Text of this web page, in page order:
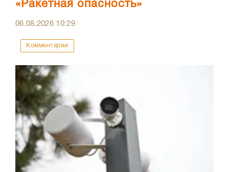
«Ракетная опасность»
06.08.2026 10:29
Комментарии